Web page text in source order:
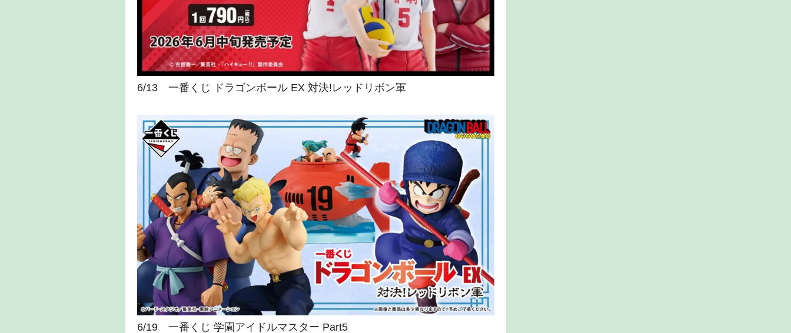
6/13 一番くじ ドラゴンボール EX 対決!レッドリボン軍
6/19 一番くじ 学園アイドルマスター Part5